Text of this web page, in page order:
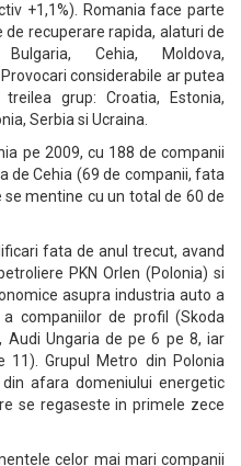
+1,1%). Romania face parte
recuperare rapida, alaturi de
Bulgaria, Cehia, Moldova,
considerabile ar putea
grup: Croatia, Estonia,
Serbia si Ucraina.
pe 2009, cu 188 de companii
de Cehia (69 de companii, fata
mentine cu un total de 60 de
fata de anul trecut, avand
PKN Orlen (Polonia) si
asupra industria auto a
companiilor de profil (Skoda
Ungaria de pe 6 pe 8, iar
11). Grupul Metro din Polonia
afara domeniului energetic
se regaseste in primele zece
celor mai mari companii